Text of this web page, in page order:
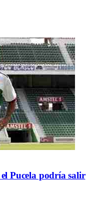
Pucela podría salir